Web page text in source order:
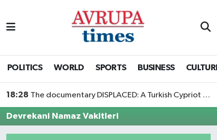
POLITICS WORLD SPORTS BUSINESS
18:28 The documentary DISPLACED: A Turkish Cypriot Story is now available to watch
Devrekani Namaz Vakitleri
Nöbetçi Eczaneler
Süper Lig Puan Durumu ve Fikstür